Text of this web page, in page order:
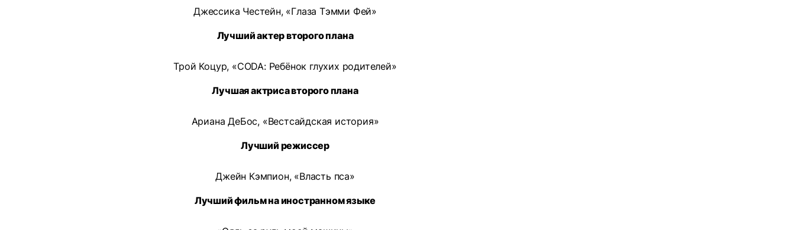
Джессика Честейн, «Глаза Тэмми Фей»
Лучший актер второго плана
Трой Коцур, «CODA: Ребёнок глухих родителей»
Лучшая актриса второго плана
Ариана ДеБос, «Вестсайдская история»
Лучший режиссер
Джейн Кэмпион, «Власть пса»
Лучший фильм на иностранном языке